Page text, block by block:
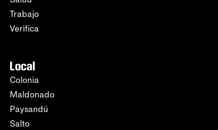
Trabajo
Verifica
Local
Colonia
Maldonado
Paysandú
Salto